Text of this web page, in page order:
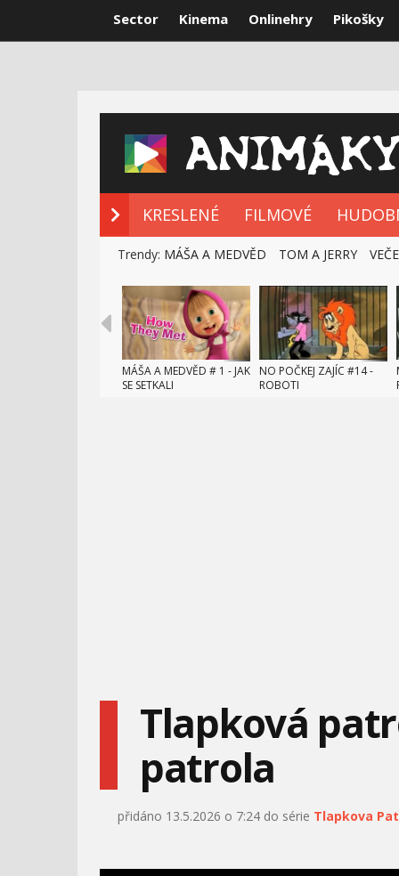
Sector Kinema Onlinehry Pikošky
KRESLENÉ FILMOVÉ
Trendy: MÁŠA A MEDVĚD TOM A JERRY
MÁŠA A MEDVĚD # 1 - JAK
SE SETKALI
NO POČKEJ ZAJÍC #14 -
ROBOTI
MÁŠA A MEDVĚD - 57 -
KEMPOVÁNÍ
OSKAROVA OÁZA -
KUKUŘICE
Tlapková
patrola
přidáno 13.5.2026 o 7:24 do série Tlapkova